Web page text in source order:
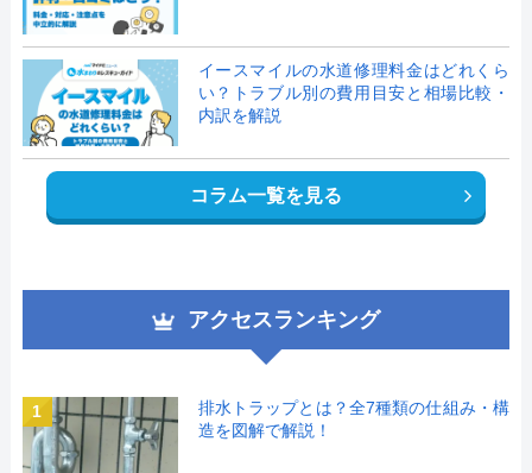
イースマイルの水道修理料金はどれくら
い？トラブル別の費用目安と相場比較・
内訳を解説
コラム一覧を見る
アクセスランキング
1
排水トラップとは？全7種類の仕組み・構
造を図解で解説！